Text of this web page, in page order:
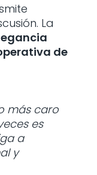
La
de
más caro
es
a
y